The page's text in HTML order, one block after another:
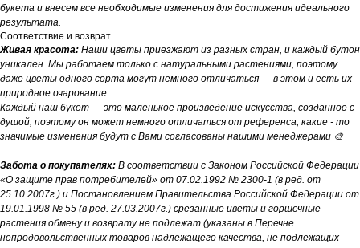
букета и внесем все необходимые изменения для достижения идеального
результата.
Соответствие и возврат
Живая красота: Наши цветы приезжают из разных стран, и каждый бутон
уникален. Мы работаем только с натуральными растениями, поэтому
даже цветы одного сорта могут немного отличаться — в этом и есть их
природное очарование.
Каждый наш букет — это маленькое произведение искусства, созданное с
душой, поэтому он может немного отличаться от референса, какие - то
значимые изменения будут с Вами согласованы нашими менеджерами 🎨
Забота о покупателях: В соответствии с Законом Российской Федерации
«О защите прав потребителей» от 07.02.1992 № 2300-1 (в ред. от
25.10.2007г.) и Постановлением Правительства Российской Федерации от
19.01.1998 № 55 (в ред. 27.03.2007г.) срезанные цветы и горшечные
растения обмену и возврату не подлежат (указаны в Перечне
непродовольственных товаров надлежащего качества, не подлежащих